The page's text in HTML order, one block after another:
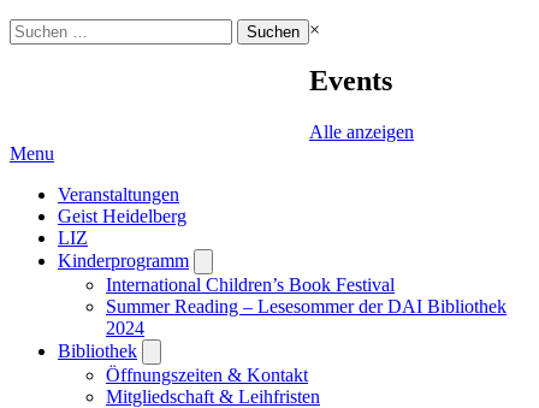
Suchen
nach:
×
Events
Alle anzeigen
Menu
Veranstaltungen
Geist Heidelberg
LIZ
Kinderprogramm
submenu
International Children’s Book Festival
Summer Reading – Lesesommer der DAI Bibliothek
2024
Bibliothek
submenu
Öffnungszeiten & Kontakt
Mitgliedschaft & Leihfristen